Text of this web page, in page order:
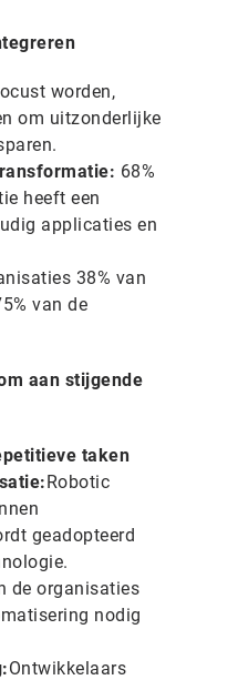
worden,
om uitzonderlijke
68%
heeft een
applicaties en
38% van
van de
aan stijgende
taken
Robotic
geadopteerd
de organisaties
nodig
Ontwikkelaars